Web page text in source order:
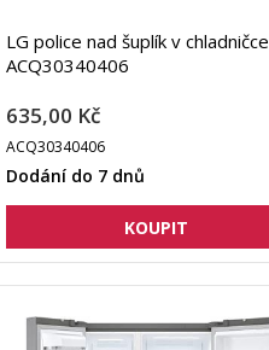
LG police nad šuplík v chladničce
ACQ30340406
635,00 Kč
ACQ30340406
Dodání do 7 dnů